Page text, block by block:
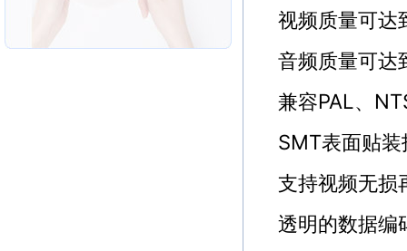
视频质量可达
音频质量可达
兼容PAL、
SMT表面贴装
支持视频无损
透明的数据编